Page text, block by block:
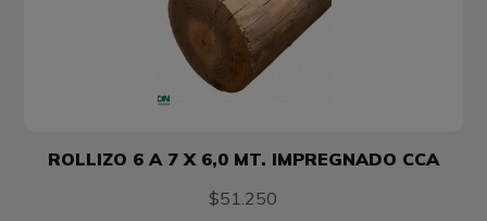
ROLLIZO 6 A 7 X 6,0 MT. IMPREGNADO CCA
$51.250